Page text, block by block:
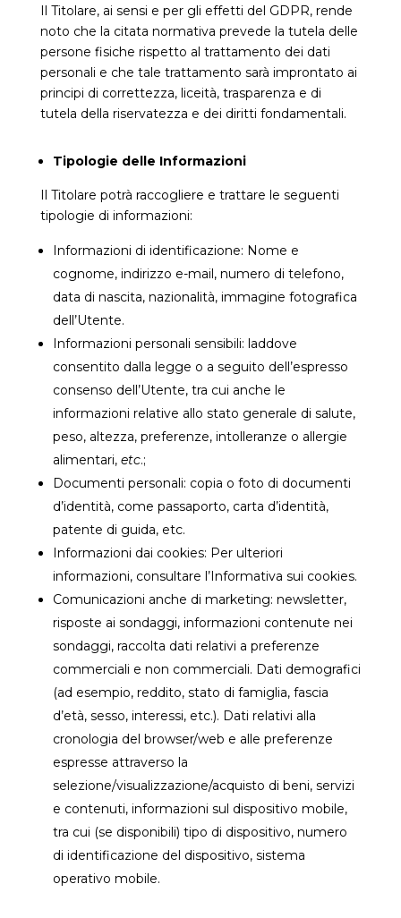
Il Titolare, ai sensi e per gli effetti del GDPR, rende
noto che la citata normativa prevede la tutela delle
persone fisiche rispetto al trattamento dei dati
personali e che tale trattamento sarà improntato ai
principi di correttezza, liceità, trasparenza e di
tutela della riservatezza e dei diritti fondamentali.
Tipologie delle Informazioni
Il Titolare potrà raccogliere e trattare le seguenti
tipologie di informazioni:
Informazioni di identificazione: Nome e
cognome, indirizzo e-mail, numero di telefono,
data di nascita, nazionalità, immagine fotografica
dell’Utente.
Informazioni personali sensibili: laddove
consentito dalla legge o a seguito dell’espresso
consenso dell’Utente, tra cui anche le
informazioni relative allo stato generale di salute,
peso, altezza, preferenze, intolleranze o allergie
alimentari, etc.;
Documenti personali: copia o foto di documenti
d’identità, come passaporto, carta d’identità,
patente di guida, etc.
Informazioni dai cookies: Per ulteriori
informazioni, consultare l’Informativa sui cookies.
Comunicazioni anche di marketing: newsletter,
risposte ai sondaggi, informazioni contenute nei
sondaggi, raccolta dati relativi a preferenze
commerciali e non commerciali. Dati demografici
(ad esempio, reddito, stato di famiglia, fascia
d’età, sesso, interessi, etc.). Dati relativi alla
cronologia del browser/web e alle preferenze
espresse attraverso la
selezione/visualizzazione/acquisto di beni, servizi
e contenuti, informazioni sul dispositivo mobile,
tra cui (se disponibili) tipo di dispositivo, numero
di identificazione del dispositivo, sistema
operativo mobile.